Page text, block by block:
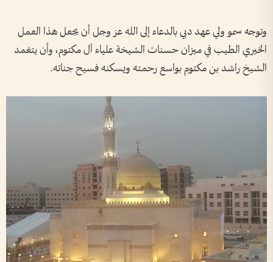
وتوجه سمو ولي عهد دبي بالدعاء إلى الله عز وجل أن يجعل هذا العمل
الخيري الطيب في ميزان حسنات الشيخة علياء آل مكتوم، وأن يتغمد
الشيخ راشد بن مكتوم بواسع رحمته ويسكنه فسيح جناته.